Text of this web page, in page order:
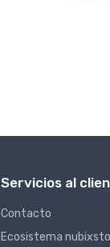
Servicios al
Contacto
Ecosistema